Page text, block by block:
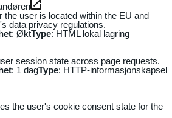
the user is located within the EU and
data privacy regulations.
: ØktType: HTML lokal lagring
session state across page requests.
: 1 dagType: HTTP-informasjonskapsel
the user's cookie consent state for the